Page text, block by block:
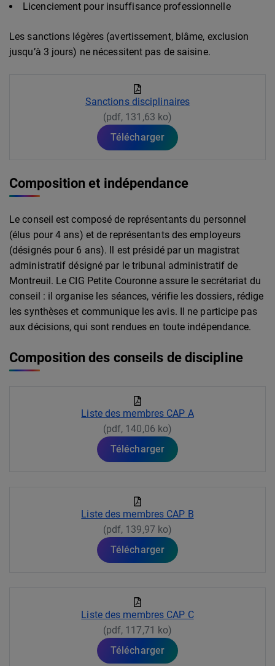
Licenciement pour insuffisance professionnelle
Les sanctions légères (avertissement, blâme, exclusion
jusqu’à 3 jours) ne nécessitent pas de saisine.
Sanctions disciplinaires
(pdf, 131,63 ko)
Télécharger
Composition et indépendance
Le conseil est composé de représentants du personnel
(élus pour 4 ans) et de représentants des employeurs
(désignés pour 6 ans). Il est présidé par un magistrat
administratif désigné par le tribunal administratif de
Montreuil. Le CIG Petite Couronne assure le secrétariat du
conseil : il organise les séances, vérifie les dossiers, rédige
les synthèses et communique les avis. Il ne participe pas
aux décisions, qui sont rendues en toute indépendance.
Composition des conseils de discipline
Liste des membres CAP A
(pdf, 140,06 ko)
Télécharger
Liste des membres CAP B
(pdf, 139,97 ko)
Télécharger
Liste des membres CAP C
(pdf, 117,71 ko)
Télécharger